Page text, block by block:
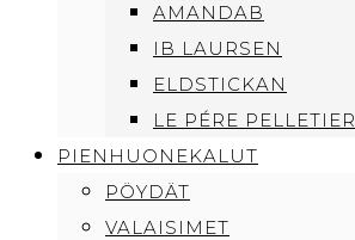
AMANDAB
IB LAURSEN
ELDSTICKAN
LE PÉRE PELLETIER
PIENHUONEKALUT
PÖYDÄT
VALAISIMET